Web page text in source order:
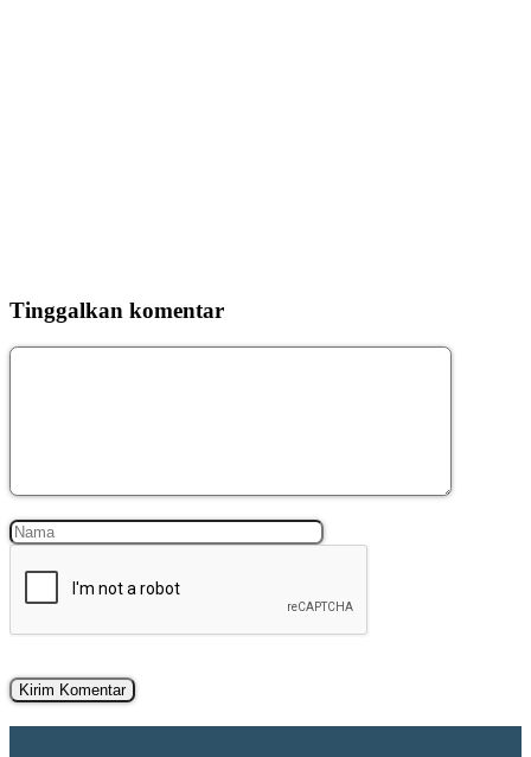
Tinggalkan komentar
Komentar
Nama Surel